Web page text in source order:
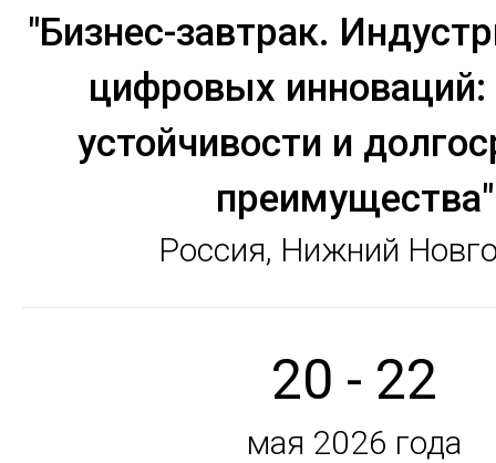
"Бизнес-завтрак.
цифровых инноваций:
устойчивости и
преимущества"
Россия, Нижний
20 - 22
мая 2026 года